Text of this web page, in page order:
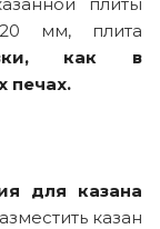
мм, плита
как в
печах.
для казана
казан